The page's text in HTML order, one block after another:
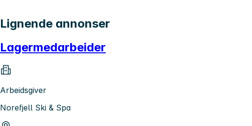
Lignende annonser
Lagermedarbeider
Arbeidsgiver
Norefjell Ski & Spa